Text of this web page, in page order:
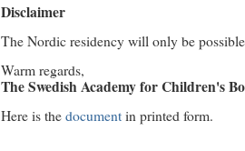
Disclaimer
The Nordic residency will only be
Warm regards,
The Swedish Academy for Children's
Here is thedocumentin printed form.